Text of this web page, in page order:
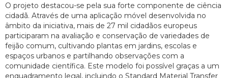
O projeto destacou-se pela sua forte componente de ciência
cidadã. Através de uma aplicação móvel desenvolvida no
âmbito da iniciativa, mais de 27 mil cidadãos europeus
participaram na avaliação e conservação de variedades de
feijão comum, cultivando plantas em jardins, escolas e
espaços urbanos e partilhando observações com a
comunidade científica. Este modelo foi possível graças a um
enquadramento legal, incluindo o Standard Material Transfer